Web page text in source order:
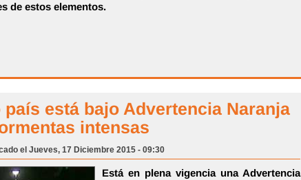
de estos elementos.
país está bajo Advertencia Naranja
intensas
el Jueves, 17 Diciembre 2015 - 09:30
Está en plena vigencia una Advertencia